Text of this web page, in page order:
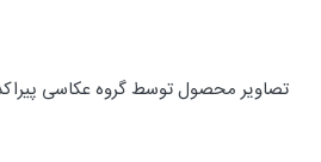
تصاویر محصول توسط گروه عکاسی